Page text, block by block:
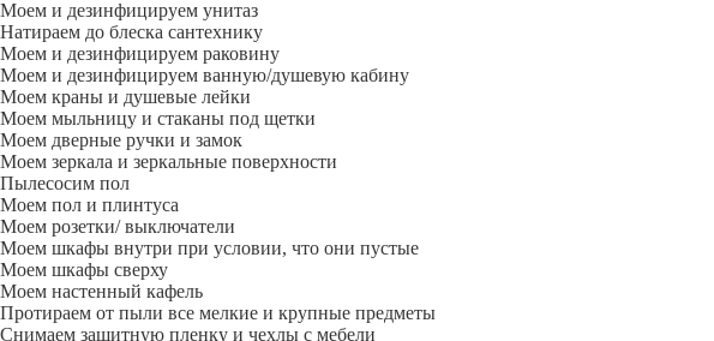
Моем и дезинфицируем унитаз
Натираем до блеска сантехнику
Моем и дезинфицируем раковину
Моем и дезинфицируем ванную/душевую кабину
Моем краны и душевые лейки
Моем мыльницу и стаканы под щетки
Моем дверные ручки и замок
Моем зеркала и зеркальные поверхности
Пылесосим пол
Моем пол и плинтуса
Моем розетки/ выключатели
Моем шкафы внутри при условии, что они пустые
Моем шкафы сверху
Моем настенный кафель
Протираем от пыли все мелкие и крупные предметы
Снимаем защитную пленку и чехлы с мебели